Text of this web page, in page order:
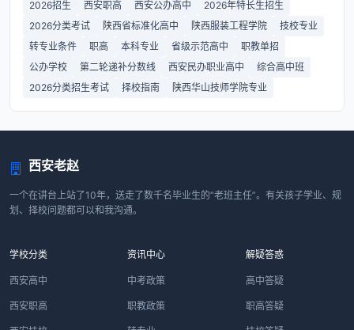
2026招生 西安职高 西安公办高中
2026年特长生招生
2026分类考试
陕西省标准化高中 陕西服装工程学院
技校专业
转专业条件
职高 本科专业 省级示范高中
职教单招
公办学校
第二轮递补分数线 西安民办职业高中
综合高中班
2026分类招生考试
择校指南 陕西华山技师学院专业
西安老赵
一个在讲台上站了10年，送走了数千名毕业生的“老班主任”。有关孩子学业、规
划、择校问题都可以和我沟通。
学校分类
西安高中
西安职高
资讯中心
中考政策
职教政策
解疑答惑
高中答疑
职高答疑